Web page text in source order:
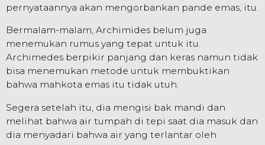
pernyataannya akan mengorbankan pande emas, itu.
Bermalam-malam, Archimides belum juga
menemukan rumus yang tepat untuk itu.
Archimedes berpikir panjang dan keras namun tidak
bisa menemukan metode untuk membuktikan
bahwa mahkota emas itu tidak utuh.
Segera setelah itu, dia mengisi bak mandi dan
melihat bahwa air tumpah di tepi saat dia masuk dan
dia menyadari bahwa air yang terlantar oleh